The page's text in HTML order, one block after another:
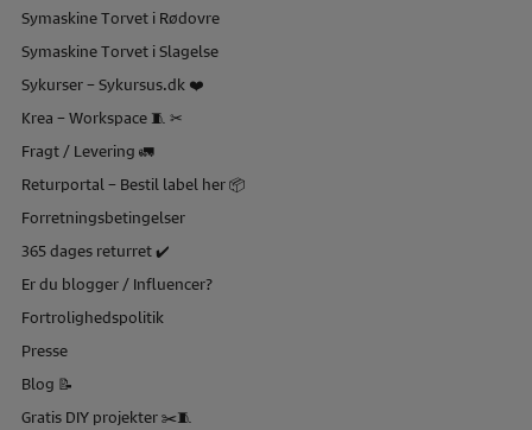
Symaskine Torvet i Rødovre
Symaskine Torvet i Slagelse
Sykurser – Sykursus.dk ❤️
Krea – Workspace 🧵 ✂
Fragt / Levering 🚛
Returportal – Bestil label her 📦
Forretningsbetingelser
365 dages returret ✔️
Er du blogger / Influencer?
Fortrolighedspolitik
Presse
Blog 📝
Gratis DIY projekter ✂️🧵